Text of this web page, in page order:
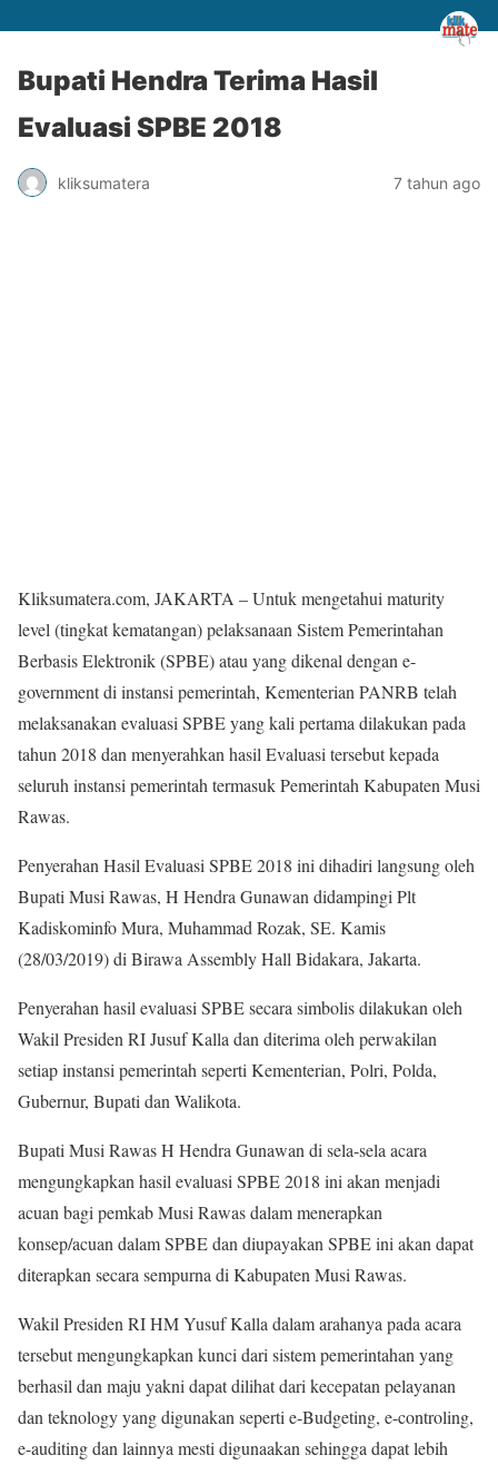
Bupati Hendra Terima Hasil
Evaluasi SPBE 2018
kliksumatera 7 tahun ago
Kliksumatera.com, JAKARTA – Untuk mengetahui maturity
level (tingkat kematangan) pelaksanaan Sistem Pemerintahan
Berbasis Elektronik (SPBE) atau yang dikenal dengan e-
government di instansi pemerintah, Kementerian PANRB telah
melaksanakan evaluasi SPBE yang kali pertama dilakukan pada
tahun 2018 dan menyerahkan hasil Evaluasi tersebut kepada
seluruh instansi pemerintah termasuk Pemerintah Kabupaten Musi
Rawas.
Penyerahan Hasil Evaluasi SPBE 2018 ini dihadiri langsung oleh
Bupati Musi Rawas, H Hendra Gunawan didampingi Plt
Kadiskominfo Mura, Muhammad Rozak, SE. Kamis
(28/03/2019) di Birawa Assembly Hall Bidakara, Jakarta.
Penyerahan hasil evaluasi SPBE secara simbolis dilakukan oleh
Wakil Presiden RI Jusuf Kalla dan diterima oleh perwakilan
setiap instansi pemerintah seperti Kementerian, Polri, Polda,
Gubernur, Bupati dan Walikota.
Bupati Musi Rawas H Hendra Gunawan di sela-sela acara
mengungkapkan hasil evaluasi SPBE 2018 ini akan menjadi
acuan bagi pemkab Musi Rawas dalam menerapkan
konsep/acuan dalam SPBE dan diupayakan SPBE ini akan dapat
diterapkan secara sempurna di Kabupaten Musi Rawas.
Wakil Presiden RI HM Yusuf Kalla dalam arahanya pada acara
tersebut mengungkapkan kunci dari sistem pemerintahan yang
berhasil dan maju yakni dapat dilihat dari kecepatan pelayanan
dan teknology yang digunakan seperti e-Budgeting, e-controling,
e-auditing dan lainnya mesti digunaakan sehingga dapat lebih